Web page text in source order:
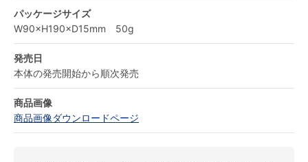
パッケージサイズ
W90×H190×D15mm 50g
発売日
本体の発売開始から順次発売
商品画像
商品画像ダウンロードページ